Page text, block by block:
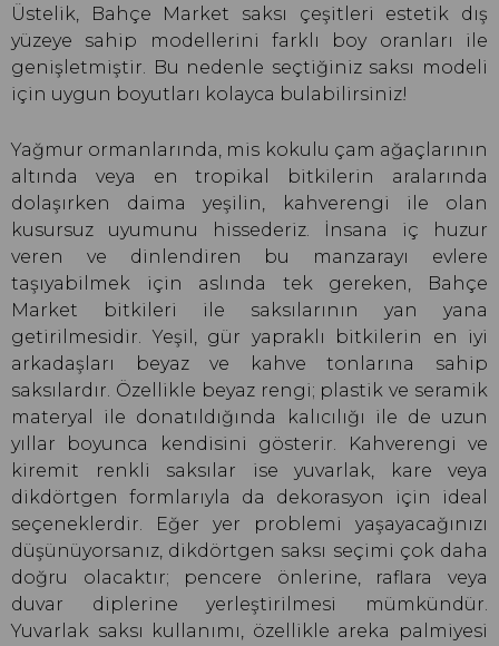
Üstelik, Bahçe Market saksı çeşitleri estetik dış
yüzeye sahip modellerini farklı boy oranları ile
genişletmiştir. Bu nedenle seçtiğiniz saksı modeli
için uygun boyutları kolayca bulabilirsiniz!
Yağmur ormanlarında, mis kokulu çam ağaçlarının
altında veya en tropikal bitkilerin aralarında
dolaşırken daima yeşilin, kahverengi ile olan
kusursuz uyumunu hissederiz. İnsana iç huzur
veren ve dinlendiren bu manzarayı evlere
taşıyabilmek için aslında tek gereken, Bahçe
Market bitkileri ile saksılarının yan yana
getirilmesidir. Yeşil, gür yapraklı bitkilerin en iyi
arkadaşları beyaz ve kahve tonlarına sahip
saksılardır. Özellikle beyaz rengi; plastik ve seramik
materyal ile donatıldığında kalıcılığı ile de uzun
yıllar boyunca kendisini gösterir. Kahverengi ve
kiremit renkli saksılar ise yuvarlak, kare veya
dikdörtgen formlarıyla da dekorasyon için ideal
seçeneklerdir. Eğer yer problemi yaşayacağınızı
düşünüyorsanız, dikdörtgen saksı seçimi çok daha
doğru olacaktır; pencere önlerine, raflara veya
duvar diplerine yerleştirilmesi mümkündür.
Yuvarlak saksı kullanımı, özellikle areka palmiyesi